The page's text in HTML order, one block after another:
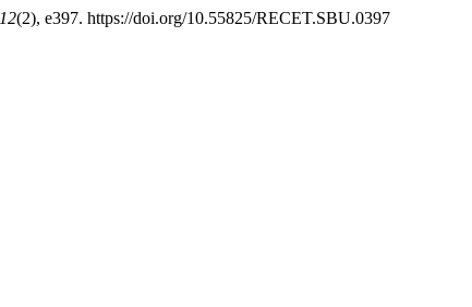
12(2), e397. https://doi.org/10.55825/RECET.SBU.0397